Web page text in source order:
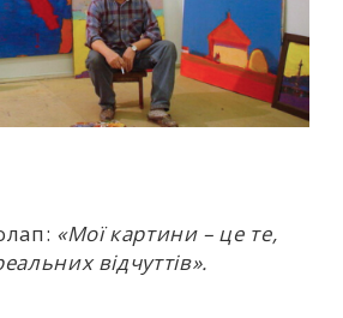
«Мої картини – це те,
відчуттів».